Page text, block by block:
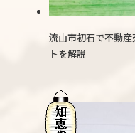
流山市初石で不動
トを解説